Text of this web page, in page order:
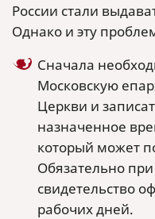
России стали
Однако и эту
Сначала
Московскую
Церкви и
назначенное
который может
Обязательно
свидетельство
рабочих дней.